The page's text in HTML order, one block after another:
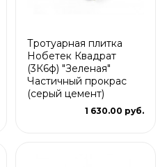
Тротуарная плитка
Нобетек Квадрат
(3К6ф) "Зеленая"
Частичный прокрас
(серый цемент)
1 630.00 руб.